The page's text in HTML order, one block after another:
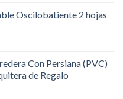
Oscilobatiente 2 hojas
Con Persiana (PVC)
de Regalo